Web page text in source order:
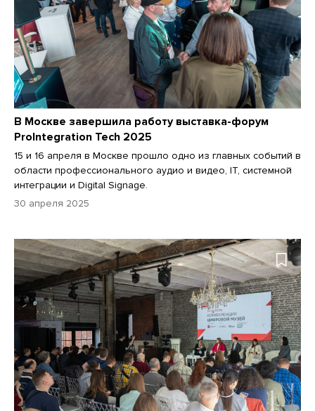
В Москве завершила работу выставка-форум
ProIntegration Tech 2025
15 и 16 апреля в Москве прошло одно из главных событий в
области профессионального аудио и видео, IТ, системной
интеграции и Digital Signage.
30 апреля 2025